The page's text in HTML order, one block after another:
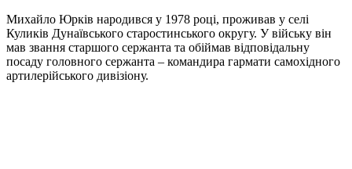
Михайло Юрків народився у 1978 році, проживав у селі
Куликів Дунаївського старостинського округу. У війську він
мав звання старшого сержанта та обіймав відповідальну
посаду головного сержанта – командира гармати самохідного
артилерійського дивізіону.